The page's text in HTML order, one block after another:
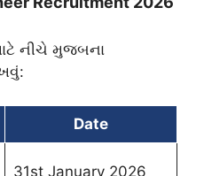
નીચે મુજબના
Date
31st January 2026